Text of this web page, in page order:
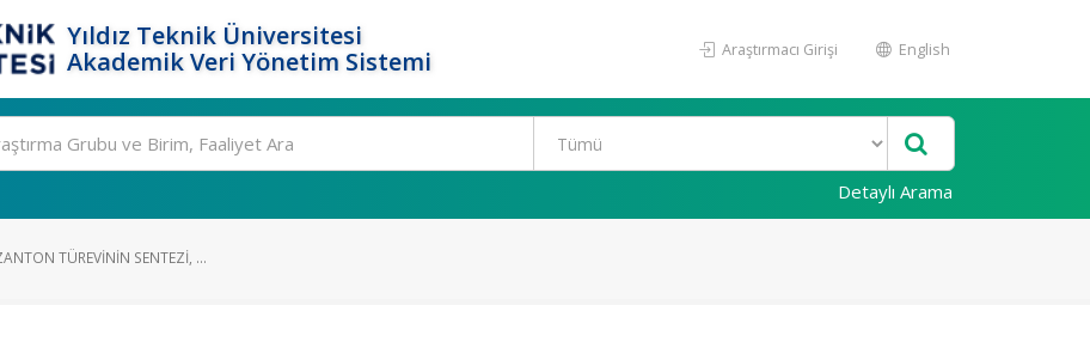
Yıldız Teknik Üniversitesi
Akademik Veri Yönetim Sistemi
Araştırmacı Girişi English
Detaylı Arama
TÜREVİNİN SENTEZİ, ...